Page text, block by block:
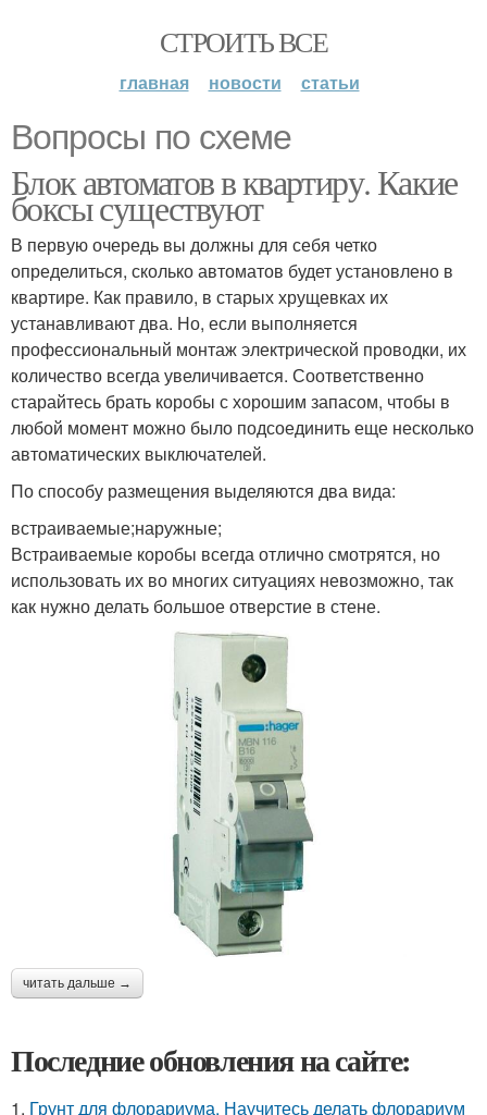
СТРОИТЬ ВСЕ
главная новости статьи
Вопросы по схеме
Блок автоматов в квартиру. Какие
боксы существуют
В первую очередь вы должны для себя четко
определиться, сколько автоматов будет установлено в
квартире. Как правило, в старых хрущевках их
устанавливают два. Но, если выполняется
профессиональный монтаж электрической проводки, их
количество всегда увеличивается. Соответственно
старайтесь брать коробы с хорошим запасом, чтобы в
любой момент можно было подсоединить еще несколько
автоматических выключателей.
По способу размещения выделяются два вида:
встраиваемые;наружные;
Встраиваемые коробы всегда отлично смотрятся, но
использовать их во многих ситуациях невозможно, так
как нужно делать большое отверстие в стене.
читать дальше →
Последние обновления на сайте:
1. Грунт для флорариума. Научитесь делать флорариум